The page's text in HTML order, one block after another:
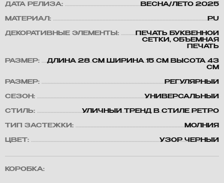
ДАТА РЕЛИЗА: ВЕСНА/ЛЕТО 2025
МАТЕРИАЛ: PU
ДЕКОРАТИВНЫЕ ЭЛЕМЕНТЫ:
ПЕЧАТЬ БУКВЕННОЙ
СЕТКИ, ОБЪЕМНАЯ
ПЕЧАТЬ
РАЗМЕР:
ДЛИНА 28 СМ ШИРИНА 15 СМ ВЫСОТА 43
СМ
РАЗМЕР: РЕГУЛЯРНЫЙ
СЕЗОН: УНИВЕРСАЛЬНЫЙ
СТИЛЬ: УЛИЧНЫЙ ТРЕНД В СТИЛЕ РЕТРО
ТИП ЗАСТЕЖКИ: МОЛНИЯ
ЦВЕТ: УЗОР ЧЕРНЫЙ
КОРОБКА: